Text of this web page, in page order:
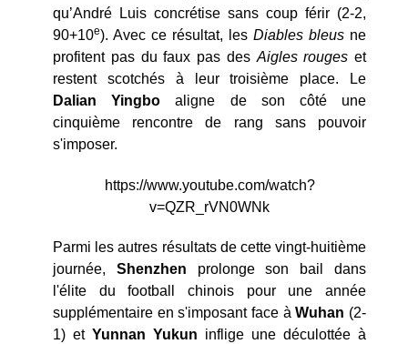
qu’André Luis concrétise sans coup férir (2-2,
90+10e). Avec ce résultat, les Diables bleus ne
profitent pas du faux pas des Aigles rouges et
restent scotchés à leur troisième place. Le
Dalian Yingbo aligne de son côté une
cinquième rencontre de rang sans pouvoir
s'imposer.
https://www.youtube.com/watch?
v=QZR_rVN0WNk
Parmi les autres résultats de cette vingt-huitième
journée, Shenzhen prolonge son bail dans
l'élite du football chinois pour une année
supplémentaire en s'imposant face àWuhan (2-
1) et Yunnan Yukun inflige une déculottée à